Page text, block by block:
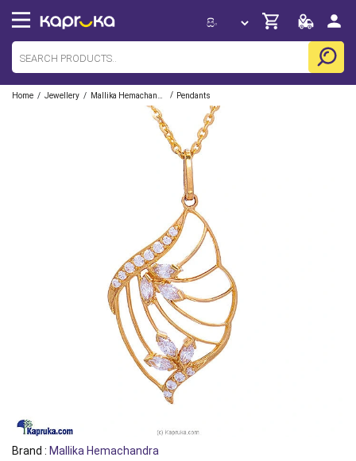
Home / Jewellery / / Pendants
Brand : Mallika Hemachandra